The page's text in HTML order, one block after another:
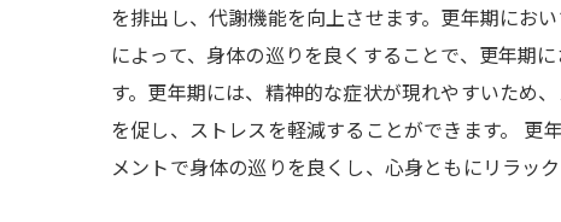
を排出し、代謝機能を向上させます。更年期にお
によって、身体の巡りを良くすることで、更年期
す。更年期には、精神的な症状が現れやすいため
を促し、ストレスを軽減することができます。 更
メントで身体の巡りを良くし、心身ともにリラッ